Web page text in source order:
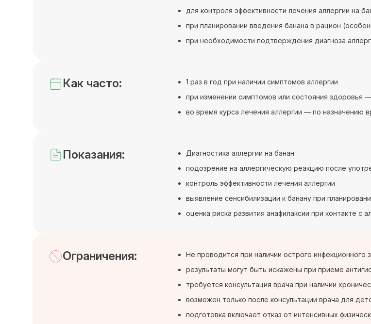
для контроля эффективности лечения аллергии на
при планировании введения банана в рацион
при необходимости подтверждения диагноза
Как часто:
1 раз в год при наличии симптомов аллергии
при изменении симптомов или состояния здоровья
во время курса лечения аллергии — по назначению
Показания:
Диагностика аллергии на банан
подозрение на аллергическую реакцию после
контроль эффективности лечения аллергии
выявление сенсибилизации к банану при
оценка риска развития анафилаксии при контакте с
Ограничения:
Не проводится при наличии острого инфекционного
результаты могут быть искажены при приёме
требуется консультация врача при наличии
возможен только после консультации врача для
подготовка включает отказ от интенсивных